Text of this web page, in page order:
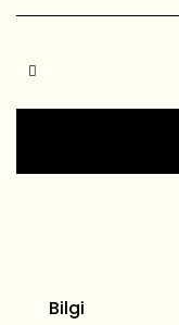
Bilgi